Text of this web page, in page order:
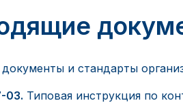
и стандарты
03. Типовая инструкция по